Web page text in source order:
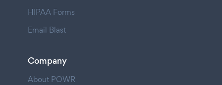
HIPAA Forms
Email Blast
Company
About POWR